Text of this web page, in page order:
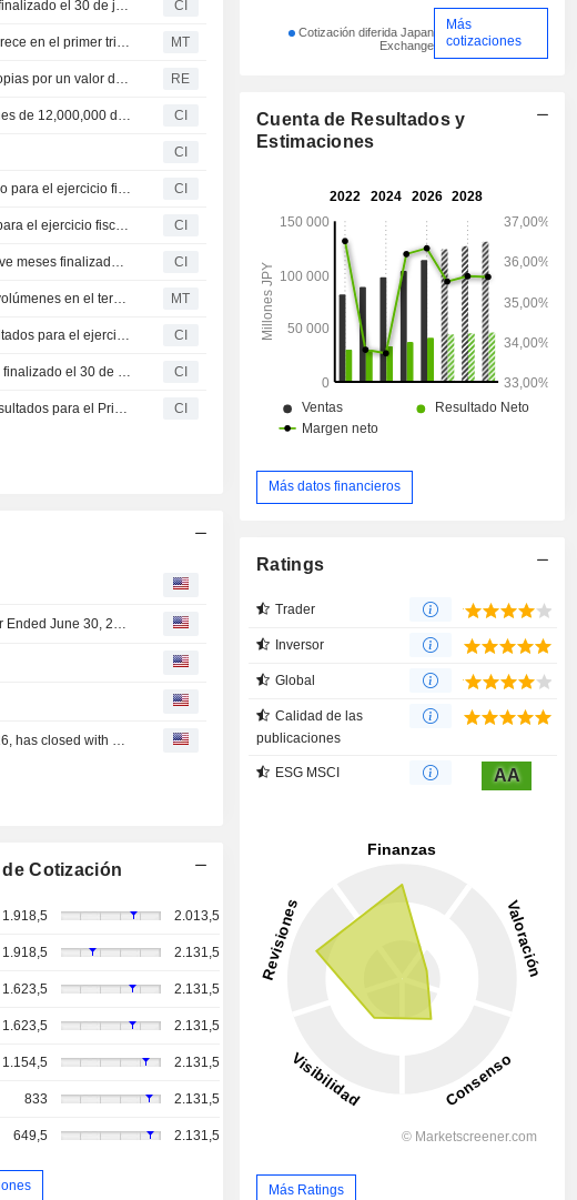
USS Co., Ltd. presenta sus resultados del primer trimestre finalizado el 30 de junio de 2026 CI
El volumen de subastas de vehículos de ocasión de USS crece en el primer trimestre fiscal MT
Uss Co Ltd recomprará hasta el 2.58% de sus acciones propias por un valor de 18,000 millones de yenes RE
USS Co., Ltd. (TSE:4732) anuncia una recompra de acciones de 12,000,000 de títulos, representativos del 2.58% por 18,000 millones de yenes. CI
CI
USS Co., Ltd. revisa su previsión de dividendo de fin de año para el ejercicio fiscal que finaliza el 31 de marzo de 2026 CI
USS Co., Ltd. revisa al alza sus previsiones consolidadas para el ejercicio fiscal que finaliza el 31 de marzo de 2026 CI
USS Co., Ltd. presenta resultados financieros para los nueve meses finalizados el 31 de diciembre de 2025 CI
Las subastas de autos usados de USS registran mayores volúmenes en el tercer trimestre fiscal MT
USS Co., Ltd. revisa sus previsiones consolidadas de resultados para el ejercicio fiscal del 1 de abril de 2025 al 31 de marzo de 2026 CI
USS Co., Ltd. anuncia dividendo para el segundo trimestre finalizado el 30 de septiembre de 2025 y revisa su previsión de dividendos para el ejercicio fiscal que concluye el 31 de marzo de 2026 CI
USS Co., Ltd. Presenta Proyecciones Consolidadas de Resultados para el Primer Semestre de 2025 y el Año Fiscal 2025-2026 CI
Cotización
1.918,5 2.013,5
1.918,5 2.131,5
1.623,5 2.131,5
1.623,5 2.131,5
1.154,5 2.131,5
833 2.131,5
649,5 2.131,5
Cotización diferida Japan
Exchange
Más
cotizaciones
Cuenta de Resultados y
Estimaciones
Más datos financieros
Ratings
Trader
Inversor
Global
Calidad de las
publicaciones
ESG MSCI AA
Más Ratings